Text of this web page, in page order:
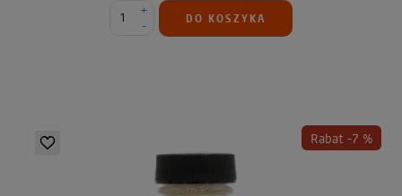
-
+
DO KOSZYKA
Rabat -7 %